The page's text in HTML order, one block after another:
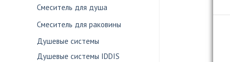
Смеситель для душа
Смеситель для раковины
Душевые системы
Душевые системы IDDIS